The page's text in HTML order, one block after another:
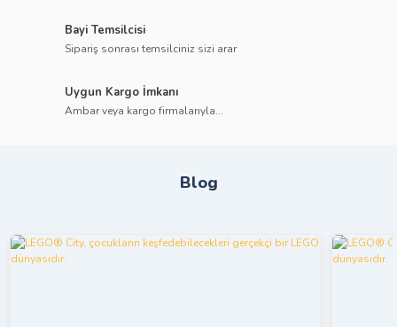
Bayi Temsilcisi
Sipariş sonrası temsilciniz sizi arar
Uygun Kargo İmkanı
Ambar veya kargo firmalarıyla...
Blog